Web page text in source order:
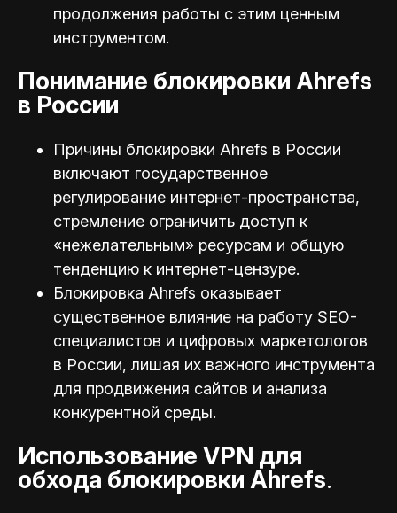
продолжения работы с этим ценным
инструментом.
Понимание блокировки Ahrefs
в России
Причины блокировки Ahrefs в России
включают государственное
регулирование интернет-пространства,
стремление ограничить доступ к
«нежелательным» ресурсам и общую
тенденцию к интернет-цензуре.
Блокировка Ahrefs оказывает
существенное влияние на работу SEO-
специалистов и цифровых маркетологов
в России, лишая их важного инструмента
для продвижения сайтов и анализа
конкурентной среды.
Использование VPN для
обхода блокировки Ahrefs.